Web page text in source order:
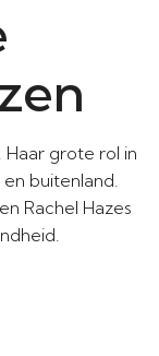
Haar grote rol in
buitenland.
Rachel Hazes